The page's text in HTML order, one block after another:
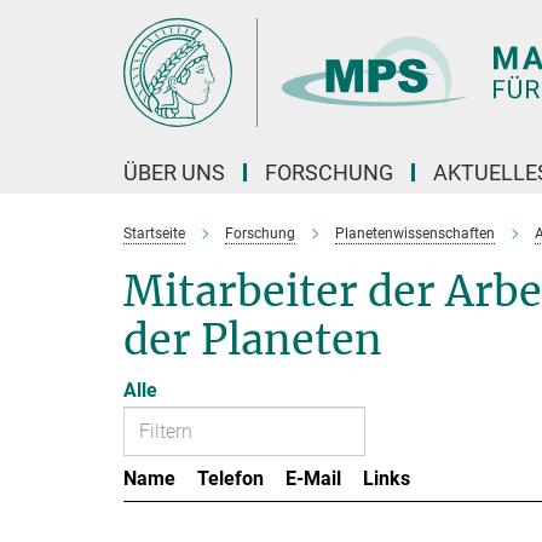
ÜBER UNS FORSCHUNG
Startseite Forschung Planetenwissenschaften
Mitarbeiter der
der Planeten
Alle
Name Telefon E-Mail Links